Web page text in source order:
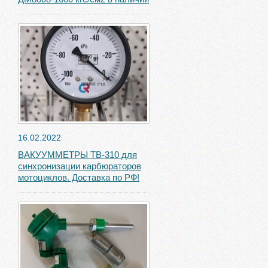
16.02.2022
ВАКУУММЕТРЫ ТВ-310 для
синхронизации карбюраторов
мотоциклов. Доставка по РФ!